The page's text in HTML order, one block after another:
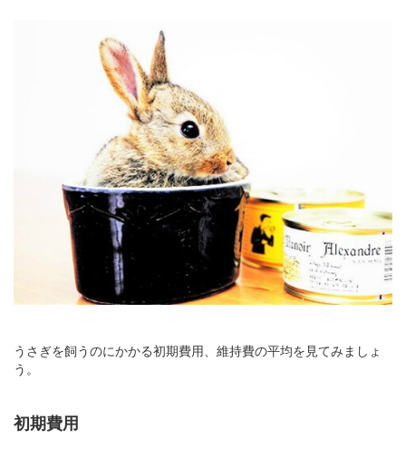
うさぎを飼うのにかかる初期費用、維持費の平均を見てみましょ
う。
初期費用